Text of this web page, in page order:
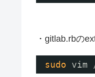
・gitlab.rbの
sudo vim